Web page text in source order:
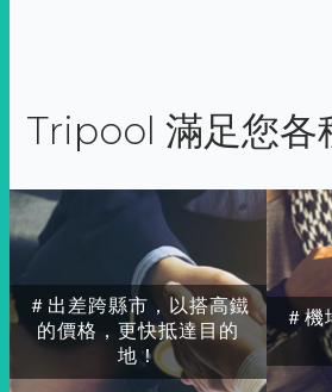
Tripool 滿足您各
＃出差跨縣市，以搭高鐵
的價格，更快抵達目的
地！
＃機